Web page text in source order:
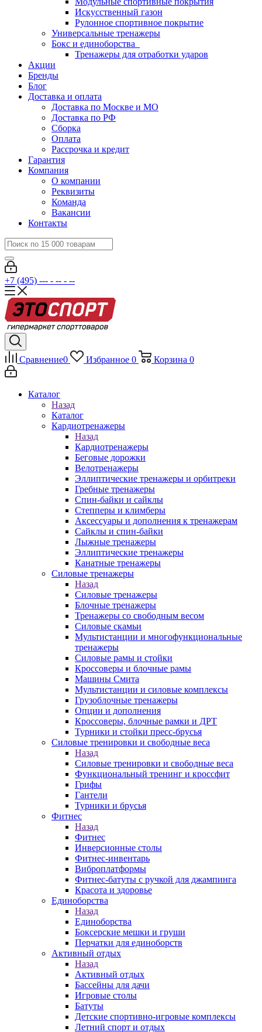
Искусственный газон
Рулонное спортивное покрытие
Универсальные тренажеры
Бокс и единоборства
Тренажеры для отработки ударов
Акции
Бренды
Блог
Доставка и оплата
Доставка по Москве и МО
Доставка по РФ
Сборка
Оплата
Рассрочка и кредит
Гарантия
Компания
О компании
Реквизиты
Команда
Вакансии
Контакты
+7 (495) --- - -- - --
Сравнение0 Избранное 0 Корзина 0
Каталог
Назад
Каталог
Кардиотренажеры
Назад
Кардиотренажеры
Беговые дорожки
Велотренажеры
Эллиптические тренажеры и орбитреки
Гребные тренажеры
Спин-байки и сайклы
Степперы и климберы
Аксессуары и дополнения к тренажерам
Сайклы и спин-байки
Лыжные тренажеры
Эллиптические тренажеры
Канатные тренажеры
Силовые тренажеры
Назад
Силовые тренажеры
Блочные тренажеры
Тренажеры со свободным весом
Силовые скамьи
Мультистанции и многофункциональные
тренажеры
Силовые рамы и стойки
Кроссоверы и блочные рамы
Машины Смита
Мультистанции и силовые комплексы
Грузоблочные тренажеры
Опции и дополнения
Кроссоверы, блочные рамки и ДРТ
Турники и стойки пресс-брусья
Силовые тренировки и свободные веса
Назад
Силовые тренировки и свободные веса
Функциональный тренинг и кроссфит
Грифы
Гантели
Турники и брусья
Фитнес
Назад
Фитнес
Инверсионные столы
Фитнес-инвентарь
Виброплатформы
Фитнес-батуты с ручкой для джампинга
Красота и здоровье
Единоборства
Назад
Единоборства
Боксерские мешки и груши
Перчатки для единоборств
Активный отдых
Назад
Активный отдых
Бассейны для дачи
Игровые столы
Батуты
Детские спортивно-игровые комплексы
Летний спорт и отдых